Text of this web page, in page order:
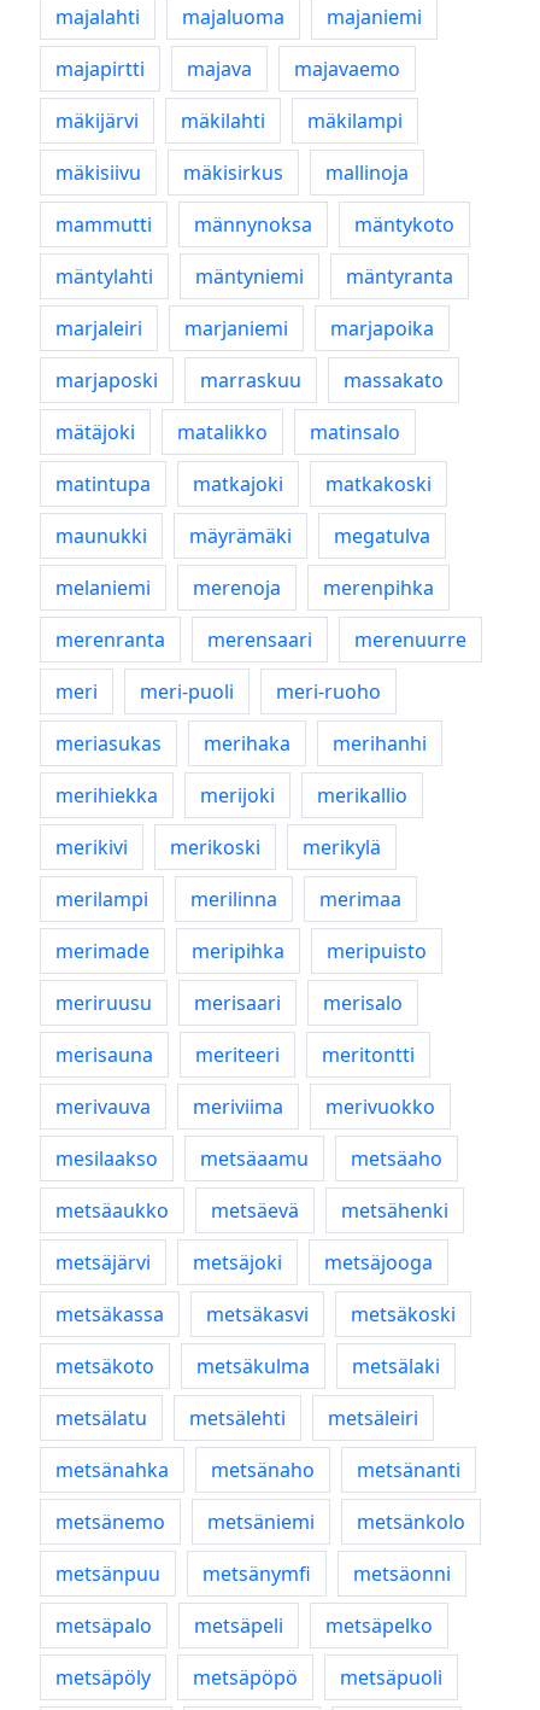
majalahti
majaluoma
majaniemi
majapirtti
majava
majavaemo
mäkijärvi
mäkilahti
mäkilampi
mäkisiivu
mäkisirkus
mallinoja
mammutti
männynoksa
mäntykoto
mäntylahti
mäntyniemi
mäntyranta
marjaleiri
marjaniemi
marjapoika
marjaposki
marraskuu
massakato
mätäjoki
matalikko
matinsalo
matintupa
matkajoki
matkakoski
maunukki
mäyrämäki
megatulva
melaniemi
merenoja
merenpihka
merenranta
merensaari
merenuurre
meri
meri-puoli
meri-ruoho
meriasukas
merihaka
merihanhi
merihiekka
merijoki
merikallio
merikivi
merikoski
merikylä
merilampi
merilinna
merimaa
merimade
meripihka
meripuisto
meriruusu
merisaari
merisalo
merisauna
meriteeri
meritontti
merivauva
meriviima
merivuokko
mesilaakso
metsäaamu
metsäaho
metsäaukko
metsäevä
metsähenki
metsäjärvi
metsäjoki
metsäjooga
metsäkassa
metsäkasvi
metsäkoski
metsäkoto
metsäkulma
metsälaki
metsälatu
metsälehti
metsäleiri
metsänahka
metsänaho
metsänanti
metsänemo
metsäniemi
metsänkolo
metsänpuu
metsänymfi
metsäonni
metsäpalo
metsäpeli
metsäpelko
metsäpöly
metsäpöpö metsäpuoli